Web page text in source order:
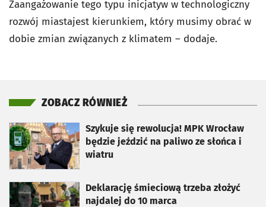
Zaangażowanie tego typu inicjatyw w technologiczny
rozwój miastajest kierunkiem, który musimy obrać w
dobie zmian związanych z klimatem – dodaje.
ZOBACZ RÓWNIEŻ
Szykuje się rewolucja! MPK Wrocław
będzie jeździć na paliwo ze słońca i
wiatru
otworzy się w nowej karcie
Deklarację śmieciową trzeba złożyć
najdalej do 10 marca
otworzy się w nowej karcie